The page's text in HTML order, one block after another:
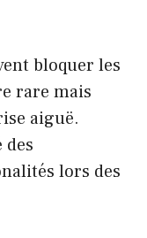
bloquer les
rare mais
aiguë.
lors des